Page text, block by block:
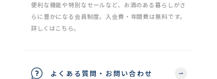
便利な機能や特別なセールなど、お酒のある暮らしがさ
らに豊かになる会員制度。入会費・年間費は無料です。
詳しくはこちら。
よくある質問・お問い合わせ